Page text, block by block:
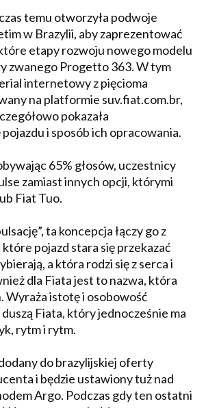
temu otworzyła podwoje
w Brazylii, aby zaprezentować
etapy rozwoju nowego modelu
zwanego Progetto 363. W tym
internetowy z pięcioma
na platformie suv.fiat.com.br,
pokazała
i sposób ich opracowania.
65% głosów, uczestnicy
zamiast innych opcji, którymi
Fiat Tuo.
ta koncepcja łączy go z
które pojazd stara się przekazać
a która rodzi się z serca i
dla Fiata jest to nazwa, która
Wyraża istotę i osobowość
duszą Fiata, który jednocześnie ma
rytm i rytm.
do brazylijskiej oferty
i będzie ustawiony tuż nad
Argo. Podczas gdy ten ostatni